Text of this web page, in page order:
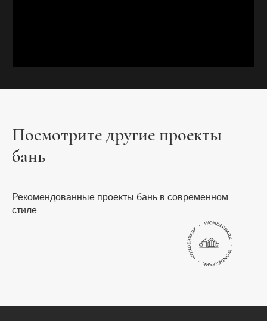
Посмотрите другие проекты
бань
Рекомендованные проекты бань в современном
стиле